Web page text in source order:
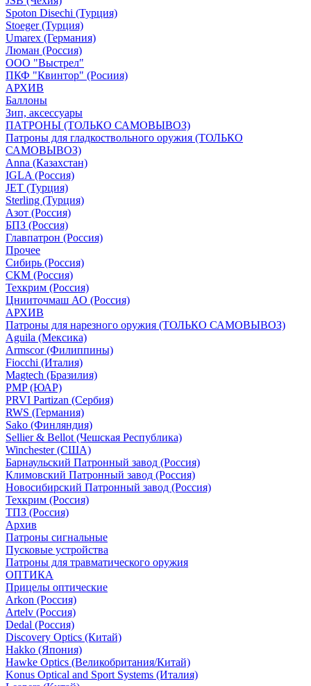
Spoton Disechi (Турция)
Stoeger (Турция)
Umarex (Германия)
Люман (Россия)
ООО "Выстрел"
ПКФ "Квинтор" (Росиия)
АРХИВ
Баллоны
Зип, аксессуары
ПАТРОНЫ (ТОЛЬКО САМОВЫВОЗ)
Патроны для гладкоствольного оружия (ТОЛЬКО
САМОВЫВОЗ)
Anna (Казахстан)
IGLA (Россия)
JET (Турция)
Sterling (Турция)
Азот (Россия)
БПЗ (Россия)
Главпатрон (Россия)
Прочее
Сибирь (Россия)
СКМ (Россия)
Техкрим (Россия)
Цнииточмаш АО (Россия)
АРХИВ
Патроны для нарезного оружия (ТОЛЬКО САМОВЫВОЗ)
Aguila (Мексика)
Armscor (Филиппины)
Fiocchi (Италия)
Magtech (Бразилия)
PMP (ЮАР)
PRVI Partizan (Сербия)
RWS (Германия)
Sako (Финляндия)
Sellier & Bellot (Чешская Республика)
Winchester (США)
Барнаульский Патронный завод (Россия)
Климовский Патронный завод (Россия)
Новосибирский Патронный завод (Россия)
Техкрим (Россия)
ТПЗ (Россия)
Архив
Патроны сигнальные
Пусковые устройства
Патроны для травматического оружия
ОПТИКА
Прицелы оптические
Arkon (Россия)
Artelv (Россия)
Dedal (Россия)
Discovery Optics (Китай)
Hakko (Япония)
Hawke Optics (Великобритания/Китай)
Konus Optical and Sport Systems (Италия)